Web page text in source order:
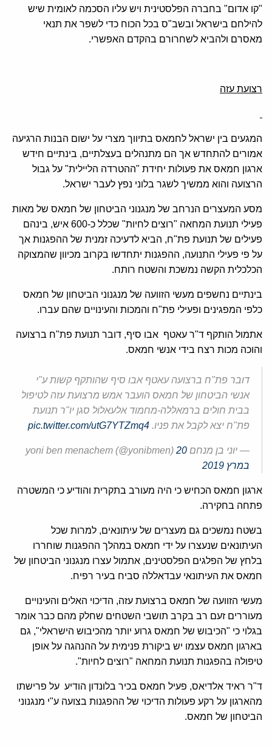
"קו אדום" בחברה הפלסטינית ויש עליו הסכמה לאומית שיש
להילחם בישראל ובשב"ס בכל הכוח כדי לשפר את תנאי
מאסרם ולהביא לשחרורם בהקדם האפשרי.
רצועת עזה
המגעים בין ישראל לחמאס בתיווך מצרי על ישום הבנות הרגיעה
אמורים להתחדש אך הם מתנהלים בעצלתיים, בינתיים חידש
ארגון חמאס את פעולות יחידת "ההטרדה הליילית" על גבול
הרצועה והוא ממשיך לשגר בלוני נפץ לעבר ישראל.
מסע המעצרים הנרחב של מנגנוני הביטחון של חמאס של מאות
פעילי תנועת המחאה "רוצים לחיות" שכלל כ-600 איש, בינהם
פעילים של תנועת פת"ח, הביא לדעיכה זמנית של ההפגנות אך
על פי פעילי התנועה, ההפגנות יתחדשו בקרוב מכיוון שהמצוקה
הכלכלית הקשה נמשכת והשטח רותח.
בינתיים נחשפים מעשי הזוועה של מנגנוני הביטחון של חמאס
כלפי המפגינים ופעילי פת"ח והמכות והעינויים שהם עברו.
אתמול הותקף ד"ר עאטף אבו סיף, דובר תנועת פת"ח ברצועה
והוכה מכות רצח בידי אנשי חמאס.
דובר פת"ח ברצועה עאטף אבו סיף שהותקף קשות ע"י
אנשי הביטחון של חמאס הועבר אמש מרצועת עזה לטיפול
בבית חולים ברמאללה-מחמוד אלעאלול סגן יו"ר תנועת
פת"ח יצא לקבל את פניו. pic.twitter.com/utG7YTZmq4
— יוני בן מנחם yoni ben menachem (@yonibmen) 20
במרץ 2019
ארגון חמאס הכחיש כי היה מעורב בתקרית והודיע כי המשטרה
פתחה בחקירה.
בשטח נמשכים גם מעצרים של עיתונאים, למרות שכל
העיתונאים שנעצרו על ידי חמאס במהלך ההפגנות שוחררו
בלחץ של הפלגים הפלסטינים, אתמול עצרו מנגנוני הביטחון של
חמאס את העיתונאי עבדאללה סביח בעיר רפיח.
מעשי הזוועה של חמאס ברצועת עזה, הדיכוי האלים והעינויים
מעוררים זעם רב בקרב תושבי השטחים שחלק מהם כבר אומר
בגלוי כי "הכיבוש של חמאס גרוע יותר מהכיבוש הישראלי", גם
בארגון חמאס עצמו יש ביקורת פנימית על ההנהגה על אופן
טיפולה בהפגנות תנועת המחאה "רוצים לחיות".
ד"ר ראיד אלדיאס, פעיל חמאס בכיר בלונדון הודיע על פרישתו
מהארגון על רקע פעולות הדיכוי של ההפגנות בצועה ע"י מנגנוני
הביטחון של חמאס.